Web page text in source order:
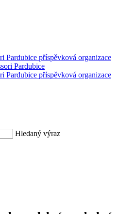
Pardubice příspěvková organizace
Pardubice příspěvková organizace
Hledaný výraz